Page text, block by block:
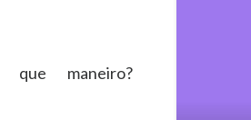
maneiro?